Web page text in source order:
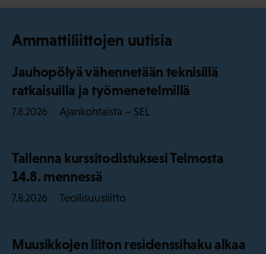
Ammattiliittojen uutisia
Jauhopölyä vähennetään teknisillä
ratkaisuilla ja työmenetelmillä
7.8.2026 Ajankohtaista – SEL
Tallenna kurssitodistuksesi Telmosta
14.8. mennessä
7.8.2026 Teollisuusliitto
Muusikkojen liiton residenssihaku alkaa